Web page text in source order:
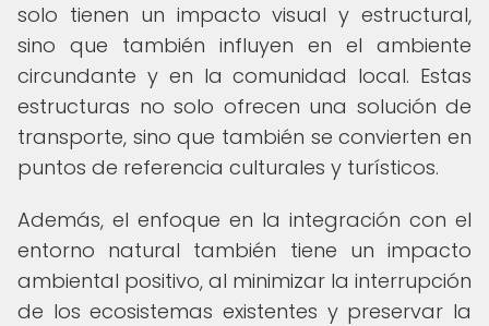
solo tienen un impacto visual y estructural,
sino que también influyen en el ambiente
circundante y en la comunidad local. Estas
estructuras no solo ofrecen una solución de
transporte, sino que también se convierten en
puntos de referencia culturales y turísticos.
Además, el enfoque en la integración con el
entorno natural también tiene un impacto
ambiental positivo, al minimizar la interrupción
de los ecosistemas existentes y preservar la